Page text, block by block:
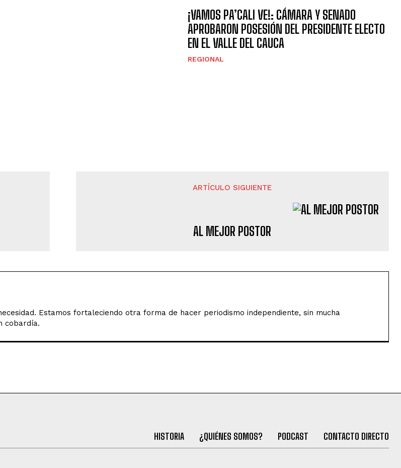
¡VAMOS PA’CALI VE!: CÁMARA Y SENADO
APROBARON POSESIÓN DEL PRESIDENTE ELECTO
EN EL VALLE DEL CAUCA
REGIONAL
ARTÍCULO SIGUIENTE
AL MEJOR POSTOR
Estamos fortaleciendo otra forma de hacer periodismo independiente, sin mucha
cobardía.
HISTORIA ¿QUIÉNES SOMOS? PODCAST CONTACTO DIRECTO